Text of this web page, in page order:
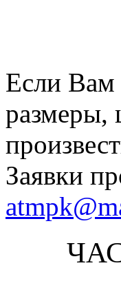
Если Вам
размеры,
Заявки